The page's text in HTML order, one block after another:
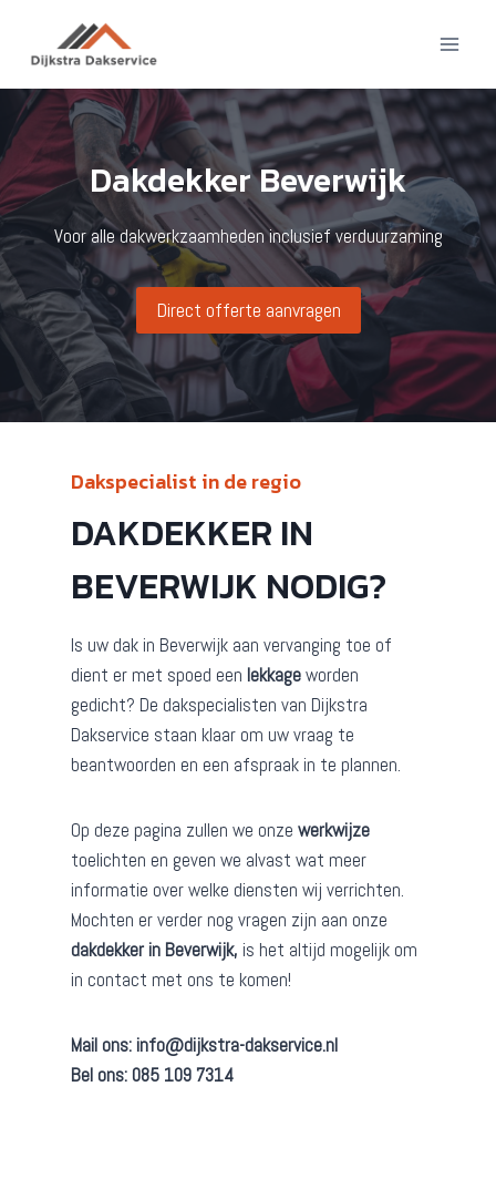
inhoud
Dakdekker Beverwijk
Voor alle dakwerkzaamheden inclusief verduurzaming
Direct offerte aanvragen
Dakspecialist in de regio
DAKDEKKER IN
BEVERWIJK NODIG?
Is uw dak in Beverwijk aan vervanging toe of
dient er met spoed een lekkageworden
gedicht? De dakspecialisten van Dijkstra
Dakservice staan klaar om uw vraag te
beantwoorden en een afspraak in te plannen.
Op deze pagina zullen we onze werkwijze
toelichten en geven we alvast wat meer
informatie over welke diensten wij verrichten.
Mochten er verder nog vragen zijn aan onze
dakdekker in Beverwijk, is het altijd mogelijk om
in contact met ons te komen!
Mail ons: info@dijkstra-dakservice.nl
Bel ons: 085 109 7314